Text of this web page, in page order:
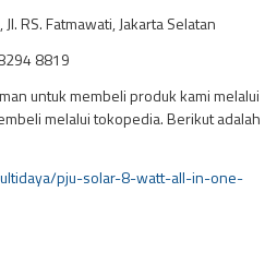
RS. Fatmawati, Jakarta Selatan
8819
untuk membeli produk kami melalui
melalui tokopedia. Berikut adalah
pju-solar-8-watt-all-in-one-